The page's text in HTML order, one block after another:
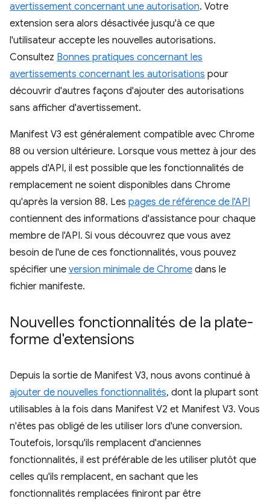
avertissement concernant une autorisation. Votre
extension sera alors désactivée jusqu'à ce que
l'utilisateur accepte les nouvelles autorisations.
Consultez Bonnes pratiques concernant les
avertissements concernant les autorisations pour
découvrir d'autres façons d'ajouter des autorisations
sans afficher d'avertissement.
Manifest V3 est généralement compatible avec Chrome
88 ou version ultérieure. Lorsque vous mettez à jour des
appels d'API, il est possible que les fonctionnalités de
remplacement ne soient disponibles dans Chrome
qu'après la version 88. Les pages de référence de l'API
contiennent des informations d'assistance pour chaque
membre de l'API. Si vous découvrez que vous avez
besoin de l'une de ces fonctionnalités, vous pouvez
spécifier une version minimale de Chrome dans le
fichier manifeste.
Nouvelles fonctionnalités de la plate-
forme d'extensions
Depuis la sortie de Manifest V3, nous avons continué à
ajouter de nouvelles fonctionnalités, dont la plupart sont
utilisables à la fois dans Manifest V2 et Manifest V3. Vous
n'êtes pas obligé de les utiliser lors d'une conversion.
Toutefois, lorsqu'ils remplacent d'anciennes
fonctionnalités, il est préférable de les utiliser plutôt que
celles qu'ils remplacent, en sachant que les
fonctionnalités remplacées finiront par être